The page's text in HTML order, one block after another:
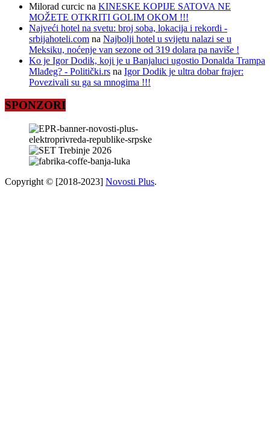
Milorad curcic na KINESKE KOPIJE SATOVA NE
MOŽETE OTKRITI GOLIM OKOM !!!
Najveći hotel na svetu: broj soba, lokacija i rekordi -
srbijahoteli.com na Najbolji hotel u svijetu nalazi se u
Meksiku, noćenje van sezone od 319 dolara pa naviše !
Ko je Igor Dodik, koji je u Banjaluci ugostio Donalda Trampa
Mlađeg? - Politički.rs na Igor Dodik je ultra dobar frajer:
Povezivali su ga sa mnogima !!!
SPONZORI
Copyright © [2018-2023] Novosti Plus.